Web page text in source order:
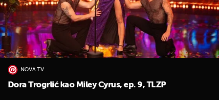
NOVA TV
Dora Trogrlić kao Miley Cyrus, ep. 9, TLZP